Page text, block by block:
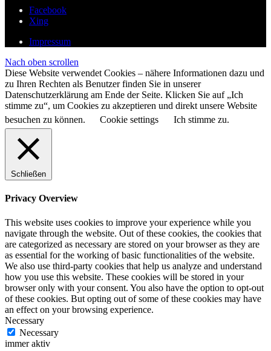
Facebook
Xing
Impressum
Nach oben scrollen
Diese Website verwendet Cookies – nähere Informationen dazu und
zu Ihren Rechten als Benutzer finden Sie in unserer
Datenschutzerklärung am Ende der Seite. Klicken Sie auf „Ich
stimme zu“, um Cookies zu akzeptieren und direkt unsere Website
besuchen zu können.
Cookie settings Ich stimme zu.
Schließen
Privacy Overview
This website uses cookies to improve your experience while you
navigate through the website. Out of these cookies, the cookies that
are categorized as necessary are stored on your browser as they are
as essential for the working of basic functionalities of the website.
We also use third-party cookies that help us analyze and understand
how you use this website. These cookies will be stored in your
browser only with your consent. You also have the option to opt-out
of these cookies. But opting out of some of these cookies may have
an effect on your browsing experience.
Necessary
Necessary
immer aktiv